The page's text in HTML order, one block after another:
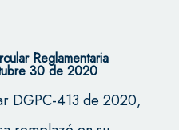
Reglamentaria
30 de 2020
DGPC-413 de 2020,